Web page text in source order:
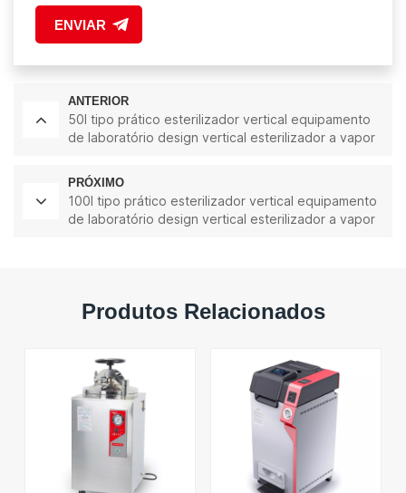
ENVIAR
ANTERIOR
50l tipo prático esterilizador vertical equipamento
de laboratório design vertical esterilizador a vapor
PRÓXIMO
100l tipo prático esterilizador vertical equipamento
de laboratório design vertical esterilizador a vapor
Produtos Relacionados